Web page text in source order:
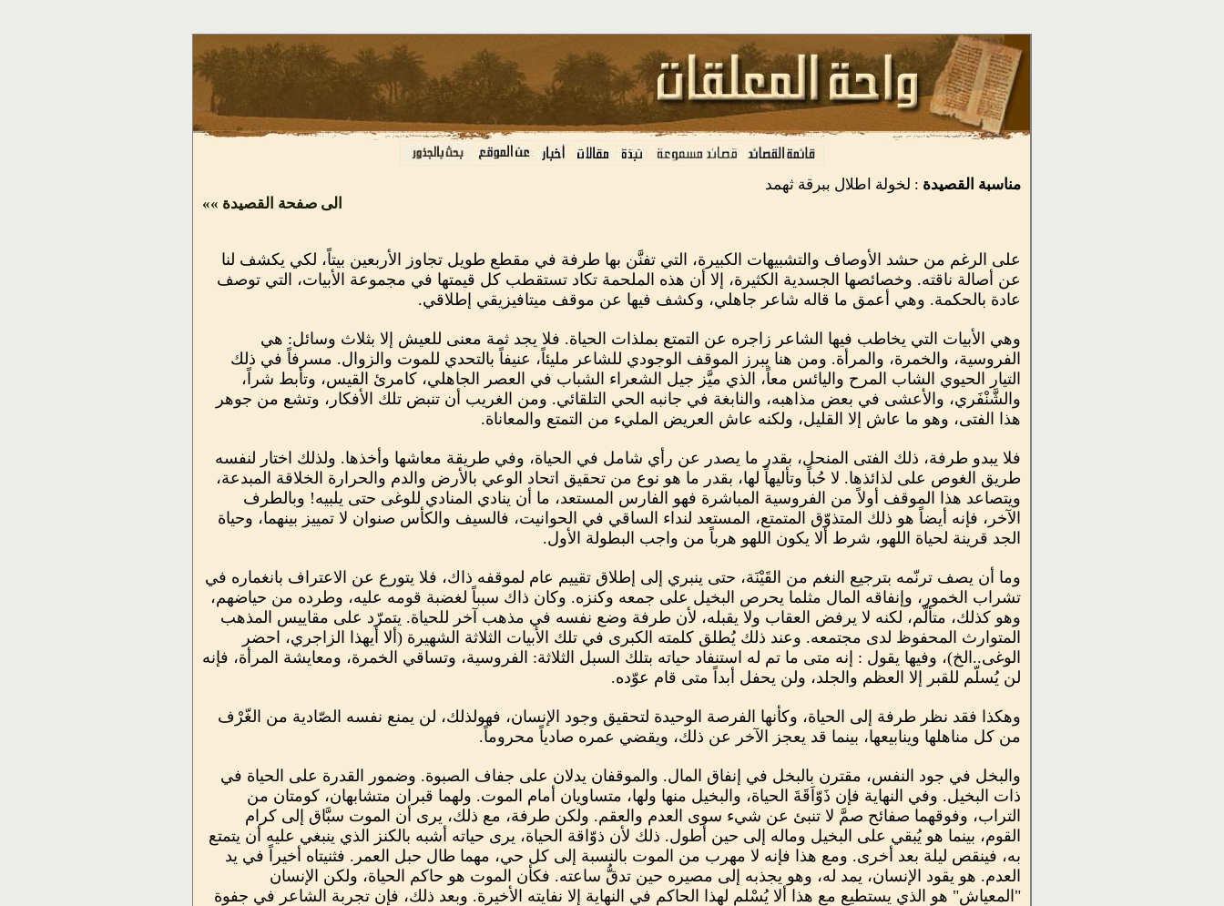
مناسبة القصيدة : لخولة اطلال ببرقة ثهمد
الى صفحة القصيدة »»
على الرغم من حشد الأوصاف والتشبيهات الكبيرة، التي تفنَّن بها طرفة في مقطع طويل تجاوز الأربعين بيتاً، لكي يكشف لنا
عن أصالة ناقته. وخصائصها الجسدية الكثيرة، إلا أن هذه الملحمة تكاد تستقطب كل قيمتها في مجموعة الأبيات، التي توصف
عادة بالحكمة. وهي أعمق ما قاله شاعر جاهلي، وكشف فيها عن موقف ميتافيزيقي إطلاقي.
وهي الأبيات التي يخاطب فيها الشاعر زاجره عن التمتع بملذات الحياة. فلا يجد ثمة معنى للعيش إلا بثلاث وسائل: هي
الفروسية، والخمرة، والمرأة. ومن هنا يبرز الموقف الوجودي للشاعر مليئاً، عنيفاً بالتحدي للموت والزوال. مسرفاً في ذلك
التيار الحيوي الشاب المرح واليائس معاً، الذي ميَّز جيل الشعراء الشباب في العصر الجاهلي، كامرئ القيس، وتأبط شراً،
والشَّنْفَري، والأعشى في بعض مذاهبه، والنابغة في جانبه الحي التلقائي. ومن الغريب أن تنبض تلك الأفكار، وتشع من جوهر
هذا الفتى، وهو ما عاش إلا القليل، ولكنه عاش العريض المليء من التمتع والمعاناة.
فلا يبدو طرفة، ذلك الفتى المنحل، بقدر ما يصدر عن رأي شامل في الحياة، وفي طريقة معاشها وأخذها. ولذلك اختار لنفسه
طريق الغوص على لذائذها. لا حُباً وتأليهاً لها، بقدر ما هو نوع من تحقيق اتحاد الوعي بالأرض والدم والحرارة الخلاقة المبدعة،
ويتصاعد هذا الموقف أولاً من الفروسية المباشرة فهو الفارس المستعد، ما أن ينادي المنادي للوغى حتى يلبيه! وبالطرف
الآخر، فإنه أيضاً هو ذلك المتذوّق المتمتع، المستعد لنداء الساقي في الحوانيت، فالسيف والكأس صنوان لا تمييز بينهما، وحياة
الجد قرينة لحياة اللهو، شرط ألا يكون اللهو هرباً من واجب البطولة الأول.
وما أن يصف ترنّمه بترجيع النغم من القَيْنَة، حتى ينبري إلى إطلاق تقييم عام لموقفه ذاك، فلا يتورع عن الاعتراف بانغماره في
تشراب الخمور، وإنفاقه المال مثلما يحرص البخيل على جمعه وكنزه. وكان ذاك سبباً لغضبة قومه عليه، وطرده من حياضهم،
وهو كذلك، متألّم، لكنه لا يرفض العقاب ولا يقبله، لأن طرفة وضع نفسه في مذهب آخر للحياة. يتمرّد على مقاييس المذهب
المتوارث المحفوظ لدى مجتمعه. وعند ذلك يُطلق كلمته الكبرى في تلك الأبيات الثلاثة الشهيرة (ألا أيهذا الزاجري، احضر
الوغى..الخ)، وفيها يقول : إنه متى ما تم له استنفاد حياته بتلك السبل الثلاثة: الفروسية، وتساقي الخمرة، ومعايشة المرأة، فإنه
لن يُسلّم للقبر إلا العظم والجلد، ولن يحفل أبداً متى قام عوّده.
وهكذا فقد نظر طرفة إلى الحياة، وكأنها الفرصة الوحيدة لتحقيق وجود الإنسان، فهولذلك، لن يمنع نفسه الصّادية من الغّرْف
من كل مناهلها وينابيعها، بينما قد يعجز الآخر عن ذلك، ويقضي عمره صادياً محروماً.
والبخل في جود النفس، مقترن بالبخل في إنفاق المال. والموقفان يدلان على جفاف الصبوة. وضمور القدرة على الحياة في
ذات البخيل. وفي النهاية فإن ذَوّاَقَةَ الحياة، والبخيل منها ولها، متساويان أمام الموت. ولهما قبران متشابهان، كومتان من
التراب، وفوقهما صفائح صمَّ لا تنبئ عن شيء سوى العدم والعقم. ولكن طرفة، مع ذلك، يرى أن الموت سبَّاق إلى كرام
القوم، بينما هو يُبقي على البخيل وماله إلى حين أطول. ذلك لأن ذوّاقة الحياة، يرى حياته أشبه بالكنز الذي ينبغي عليه أن يتمتع
به، فينقص ليلة بعد أخرى. ومع هذا فإنه لا مهرب من الموت بالنسبة إلى كل حي، مهما طال حبل العمر. فثنيتاه أخيراً في يد
العدم. هو يقود الإنسان، يمد له، وهو يجذبه إلى مصيره حين تدقُّ ساعته. فكأن الموت هو حاكم الحياة، ولكن الإنسان
"المعياش" هو الذي يستطيع مع هذا ألا يُسْلم لهذا الحاكم في النهاية إلا نفايته الأخيرة. وبعد ذلك، فإن تجربة الشاعر في جفوة